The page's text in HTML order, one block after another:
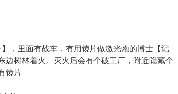
，里面有战车，有用镜片做激光炮的博士【记
边树林着火。灭火后会有个破工厂，附近隐藏个
镜片